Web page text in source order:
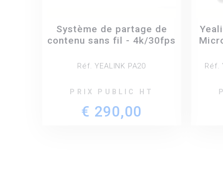
Système de partage de
contenu sans fil - 4k/30fps
Réf. YEALINK PA20
PRIX PUBLIC HT
€ 290,00
Réf.